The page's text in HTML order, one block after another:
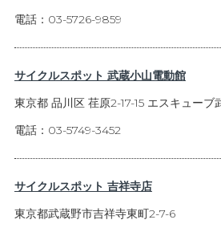
電話：03-5726-9859
サイクルスポット 武蔵小山電動館
東京都 品川区 荏原2-17-15 エスキューブ
電話：03-5749-3452
サイクルスポット 吉祥寺店
東京都武蔵野市吉祥寺東町2-7-6